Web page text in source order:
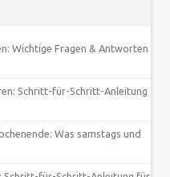
Wichtige Fragen & Antworten
Schritt-für-Schritt-Anleitung
Was samstags und